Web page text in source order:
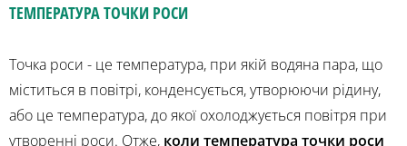
ТЕМПЕРАТУРА ТОЧКИ РОСИ
Точка роси - це температура, при якій водяна пара, що
міститься в повітрі, конденсується, утворюючи рідину,
або це температура, до якої охолоджується повітря при
утворенні роси. Отже, коли температура точки роси